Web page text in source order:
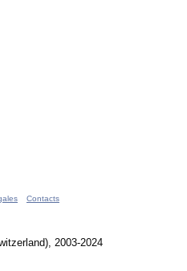
Contacts
2003-2024